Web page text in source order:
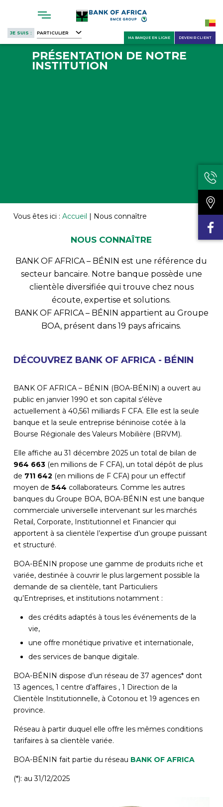
main
content
JE SUIS : PARTICULIER
DEVENIR CLIENT
MA BANQUE EN LIGNE
PRÉSENTATION DE NOTRE
INSTITUTION
Vous êtes ici : Accueil | Nous connaître
NOUS CONNAÎTRE
BANK OF AFRICA – BÉNIN est une référence du
secteur bancaire. Notre banque possède une
clientèle diversifiée qui trouve chez nous
écoute, expertise et solutions.
BANK OF AFRICA – BÉNIN appartient au Groupe
BOA, présent dans 19 pays africains.
DÉCOUVREZ BANK OF AFRICA - BÉNIN
BANK OF AFRICA – BÉNIN (BOA-BÉNIN) a ouvert au
public en janvier 1990 et son capital s’élève
actuellement à 40,561 milliards F CFA. Elle est la seule
banque et la seule entreprise béninoise cotée à la
Bourse Régionale des Valeurs Mobilière (BRVM).
Elle affiche au 31 décembre 2025 un total de bilan de
964 663 (en millions de F CFA), un total dépôt de plus
de 711 642 (en millions de F CFA) pour un effectif
moyen de544 collaborateurs. Comme les autres
banques du Groupe BOA, BOA-BÉNIN est une banque
commerciale universelle intervenant sur les marchés
Retail, Corporate, Institutionnel et Financier qui
apportent à sa clientèle l’expertise d’un groupe puissant
et structuré.
BOA-BÉNIN propose une gamme de produits riche et
variée, destinée à couvrir le plus largement possible la
demande de sa clientèle, tant Particuliers
qu’Entreprises, et institutions notamment :
des crédits adaptés à tous les événements de la
vie,
une offre monétique privative et internationale,
des services de banque digitale.
BOA-BÉNIN dispose d’un réseau de 37 agences* dont
13 agences, 1 centre d’affaires , 1 Direction de la
Clientèle Institutionnelle, à Cotonou et 19 agences en
province.
Réseau à partir duquel elle offre les mêmes conditions
tarifaires à sa clientèle variée.
BOA-BÉNIN fait partie du réseau BANK OF AFRICA
(*): au 31/12/2025